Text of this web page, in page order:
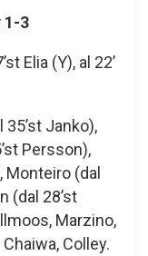
1-3
Elia (Y), al 22’
35’st Janko),
Persson),
Monteiro (dal
(dal 28’st
Marzino,
Colley.